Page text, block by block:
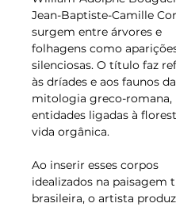
Jean-Baptiste-Camille
surgem entre árvores e
folhagens como
silenciosas. O título faz
às dríades e aos faunos da
mitologia greco-romana,
entidades ligadas à
vida orgânica.
Ao inserir esses corpos
idealizados na paisagem
brasileira, o artista